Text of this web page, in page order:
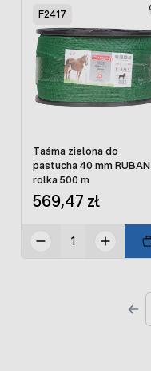
F2417
Taśma zielona do
pastucha 40 mm RUBAN
rolka 500 m
569,47 zł